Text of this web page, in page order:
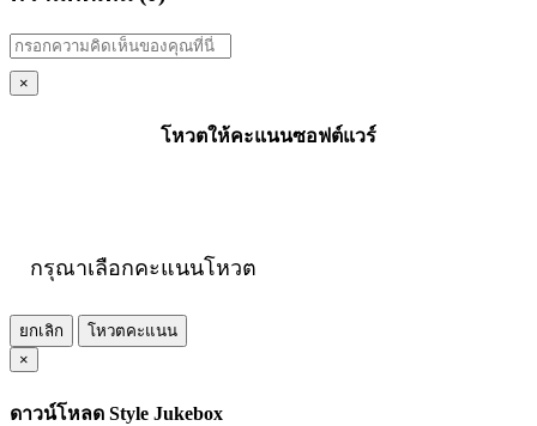
×
โหวตให้คะแนนซอฟต์แวร์
กรุณาเลือกคะแนนโหวต
ยกเลิก
โหวตคะแนน
×
ดาวน์โหลด Style Jukebox